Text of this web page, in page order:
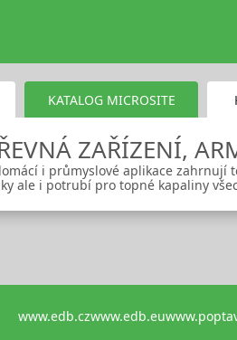
KATALOG MICROSITE
ZAŘÍZENÍ,
i průmyslové aplikace
ale i potrubí pro topné kapaliny
www.edb.czwww.edb.eu